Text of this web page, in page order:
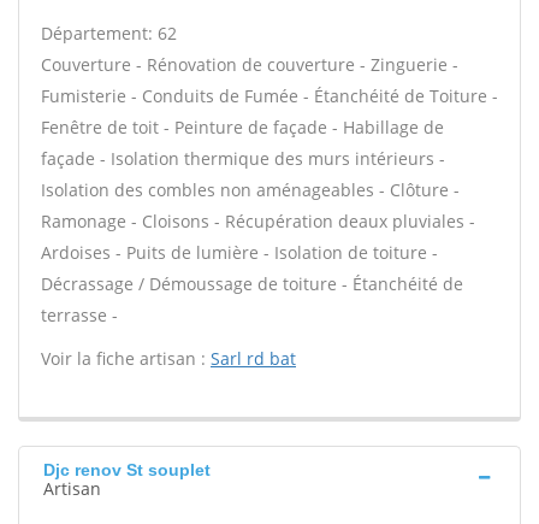
Département: 62
Couverture - Rénovation de couverture - Zinguerie -
Fumisterie - Conduits de Fumée - Étanchéité de Toiture -
Fenêtre de toit - Peinture de façade - Habillage de
façade - Isolation thermique des murs intérieurs -
Isolation des combles non aménageables - Clôture -
Ramonage - Cloisons - Récupération deaux pluviales -
Ardoises - Puits de lumière - Isolation de toiture -
Décrassage / Démoussage de toiture - Étanchéité de
terrasse -
Voir la fiche artisan : Sarl rd bat
Djc renov St souplet
Artisan